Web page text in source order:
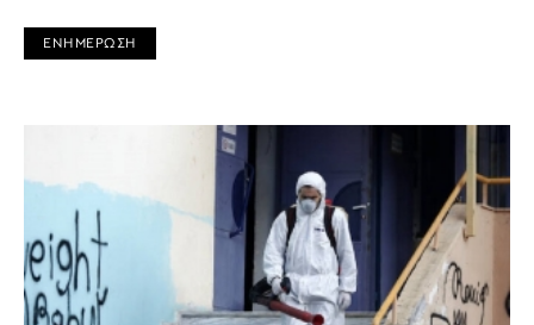
ΕΝΗΜΕΡΩΣΗ